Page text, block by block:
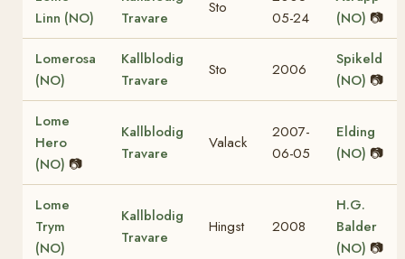
Linn (NO)
Travare
Sto
05-24
(NO) 📷
Lomerosa
(NO)
Kallblodig
Travare
Sto 2006
Spikeld
(NO) 📷
Lome
Hero
(NO) 📷
Kallblodig
Travare
Valack
2007-
06-05
Elding
(NO) 📷
Lome
Trym
(NO)
Kallblodig
Travare
Hingst 2008
H.G.
Balder
(NO) 📷